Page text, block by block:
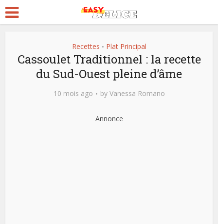
Recettes • Plat Principal
Cassoulet Traditionnel : la recette
du Sud-Ouest pleine d’âme
10 mois ago by Vanessa Romano
Annonce